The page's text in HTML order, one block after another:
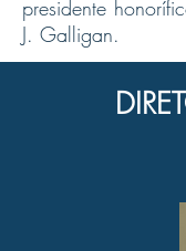
presidente
J. Galligan.